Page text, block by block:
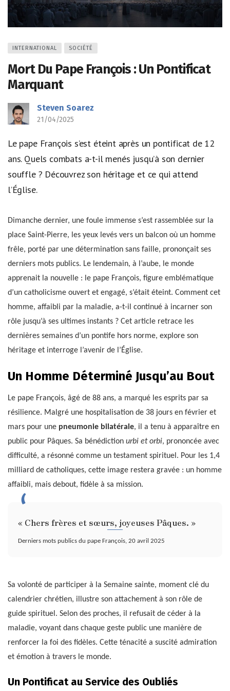
INTERNATIONAL SOCIÉTÉ
Mort Du Pape François : Un Pontificat
Marquant
Steven Soarez
21/04/2025
Le pape François s’est éteint après un pontificat de 12
ans. Quels combats a-t-il menés jusqu’à son dernier
souffle ? Découvrez son héritage et ce qui attend
l’Église.
Dimanche dernier, une foule immense s’est rassemblée sur la
place Saint-Pierre, les yeux levés vers un balcon où un homme
frêle, porté par une détermination sans faille, prononçait ses
derniers mots publics. Le lendemain, à l’aube, le monde
apprenait la nouvelle : le pape François, figure emblématique
d’un catholicisme ouvert et engagé, s’était éteint. Comment cet
homme, affaibli par la maladie, a-t-il continué à incarner son
rôle jusqu’à ses ultimes instants ? Cet article retrace les
dernières semaines d’un pontife hors norme, explore son
héritage et interroge l’avenir de l’Église.
Un Homme Déterminé Jusqu’au Bout
Le pape François, âgé de 88 ans, a marqué les esprits par sa
résilience. Malgré une hospitalisation de 38 jours en février et
mars pour une pneumonie bilatérale, il a tenu à apparaître en
public pour Pâques. Sa bénédiction urbi et orbi, prononcée avec
difficulté, a résonné comme un testament spirituel. Pour les 1,4
milliard de catholiques, cette image restera gravée : un homme
affaibli, mais debout, fidèle à sa mission.
« Chers frères et sœurs, joyeuses Pâques. »
Derniers mots publics du pape François, 20 avril 2025
Sa volonté de participer à la Semaine sainte, moment clé du
calendrier chrétien, illustre son attachement à son rôle de
guide spirituel. Selon des proches, il refusait de céder à la
maladie, voyant dans chaque geste public une manière de
renforcer la foi des fidèles. Cette ténacité a suscité admiration
et émotion à travers le monde.
Un Pontificat au Service des Oubliés